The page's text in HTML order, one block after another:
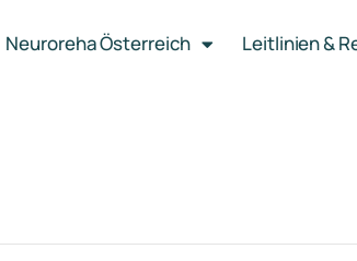
Neuroreha Österreich Leitlinien &